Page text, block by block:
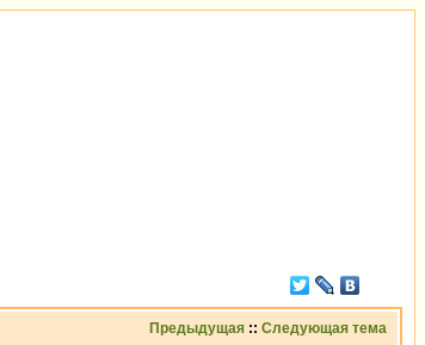
Предыдущая :: Следующая тема